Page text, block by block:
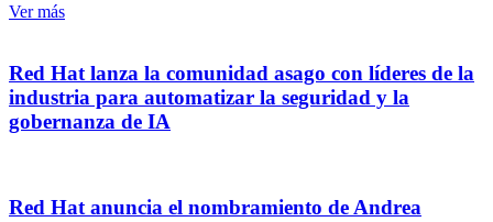
Ver más
Red Hat lanza la comunidad asago con líderes de la
industria para automatizar la seguridad y la
gobernanza de IA
Red Hat anuncia el nombramiento de Andrea